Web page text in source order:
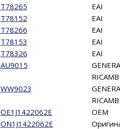
T78265
EAI
T78152
EAI
T78266
EAI
T78153
EAI
T78326
EAI
AU9015
WW9023
OE1J1422062E
OEM
ON1J1422062E